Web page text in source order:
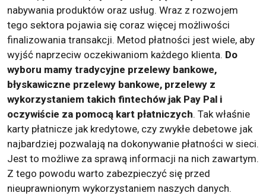
nabywania produktów oraz usług. Wraz z rozwojem
tego sektora pojawia się coraz więcej możliwości
finalizowania transakcji. Metod płatności jest wiele, aby
wyjść naprzeciw oczekiwaniom każdego klienta. Do
wyboru mamy tradycyjne przelewy bankowe,
błyskawiczne przelewy bankowe, przelewy z
wykorzystaniem takich fintechów jak Pay Pal i
oczywiście za pomocą kart płatniczych. Tak właśnie
karty płatnicze jak kredytowe, czy zwykłe debetowe jak
najbardziej pozwalają na dokonywanie płatności w sieci.
Jest to możliwe za sprawą informacji na nich zawartym.
Z tego powodu warto zabezpieczyć się przed
nieuprawnionym wykorzystaniem naszych danych.